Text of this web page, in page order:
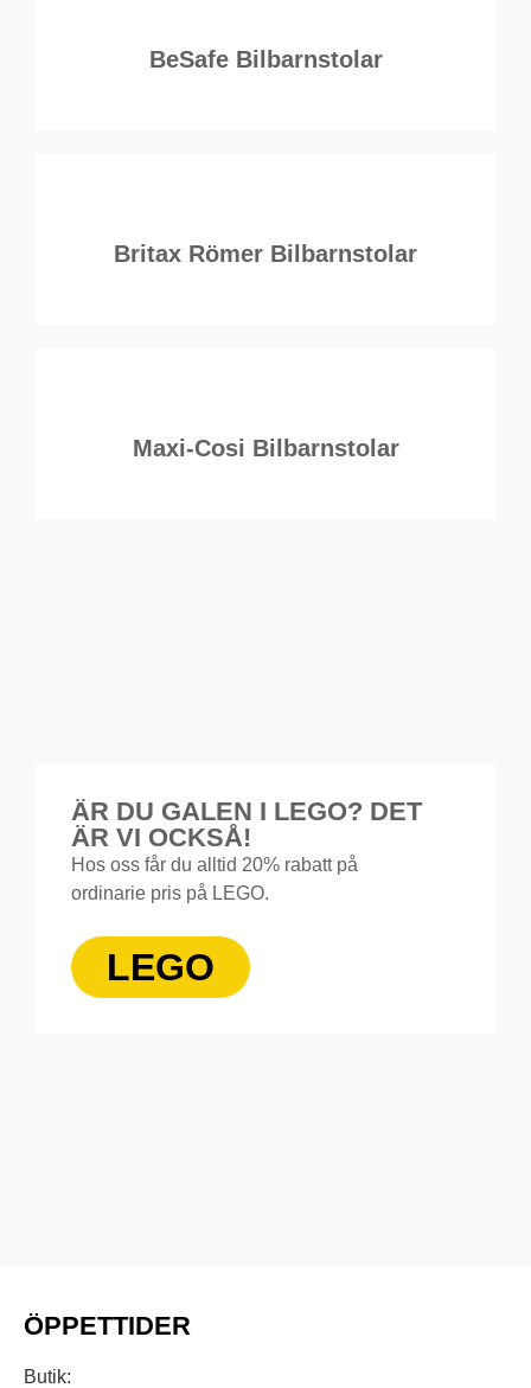
BeSafe Bilbarnstolar
Britax Römer Bilbarnstolar
Maxi-Cosi Bilbarnstolar
ÄR DU GALEN I LEGO? DET
ÄR VI OCKSÅ!
Hos oss får du alltid 20% rabatt på
ordinarie pris på LEGO.
LEGO
ÖPPETTIDER
Butik: